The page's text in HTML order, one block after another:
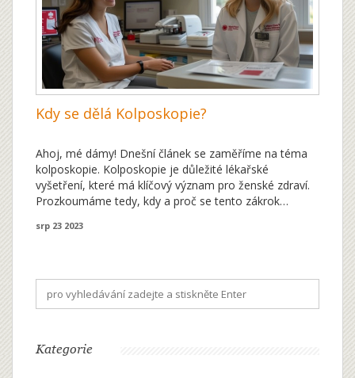
Kdy se dělá Kolposkopie?
Ahoj, mé dámy! Dnešní článek se zaměříme na téma
kolposkopie. Kolposkopie je důležité lékařské
vyšetření, které má klíčový význam pro ženské zdraví.
Prozkoumáme tedy, kdy a proč se tento zákrok
vám pomůže vytvořit si lepší přehled o tom, co lze od
srp 23 2023
Kategorie